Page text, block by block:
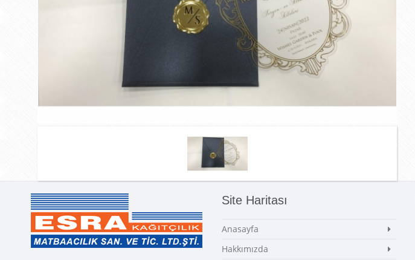
Site Haritası
Anasayfa
Hakkımızda